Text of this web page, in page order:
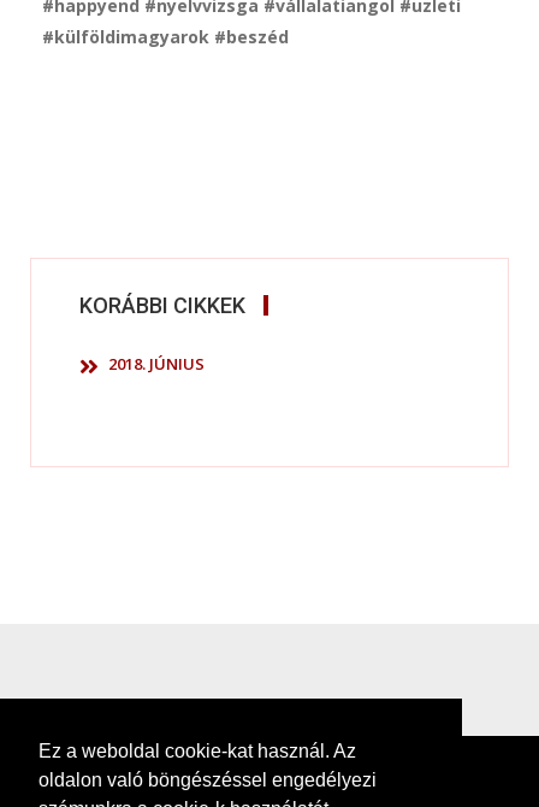
Ez a weboldal cookie-kat használ. Az
oldalon való böngészéssel engedélyezi
#happyend #nyelvvizsga #vállalatiangol #uzleti
#külföldimagyarok #beszéd
KORÁBBI CIKKEK
2018. JÚNIUS